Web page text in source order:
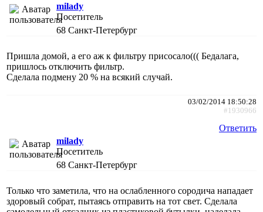
milady
Посетитель
68 Санкт-Петербург
Пришла домой, а его аж к фильтру присосало((( Бедалага,
пришлось отключить фильтр.
Сделала подмену 20 % на всякий случай.
03/02/2014 18:50:28
#1930966
Ответить
milady
Посетитель
68 Санкт-Петербург
Только что заметила, что на ослабленного сородича нападает
здоровый собрат, пытаясь отправить на тот свет. Сделала